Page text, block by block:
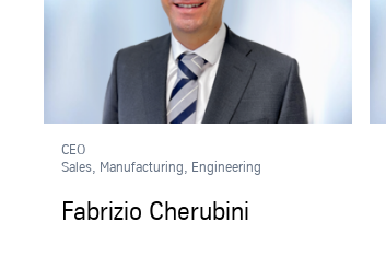
CEO
Sales, Manufacturing, Engineering
Fabrizio Cherubini